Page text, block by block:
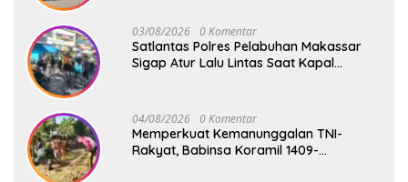
03/08/2026 0 Komentar
Satlantas Polres Pelabuhan Makassar
Sigap Atur Lalu Lintas Saat Kapal
04/08/2026 0 Komentar
Memperkuat Kemanunggalan TNI-
Rakyat, Babinsa Koramil 1409-